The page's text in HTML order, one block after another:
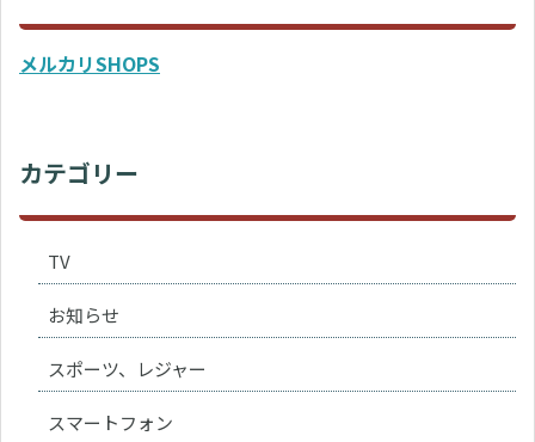
メルカリSHOPS
カテゴリー
TV
お知らせ
スポーツ、レジャー
スマートフォン